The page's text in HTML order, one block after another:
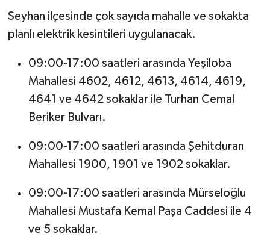
Seyhan ilçesinde çok sayıda mahalle ve sokakta
planlı elektrik kesintileri uygulanacak.
09:00-17:00 saatleri arasında Yeşiloba
Mahallesi 4602, 4612, 4613, 4614, 4619,
4641 ve 4642 sokaklar ile Turhan Cemal
Beriker Bulvarı.
09:00-17:00 saatleri arasında Şehitduran
Mahallesi 1900, 1901 ve 1902 sokaklar.
09:00-17:00 saatleri arasında Mürseloğlu
Mahallesi Mustafa Kemal Paşa Caddesi ile 4
ve 5 sokaklar.